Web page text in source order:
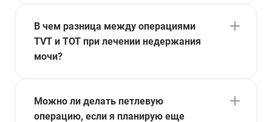
В чем разница между операциями
TVT и TOT при лечении недержания
мочи?
Можно ли делать петлевую
операцию, если я планирую еще